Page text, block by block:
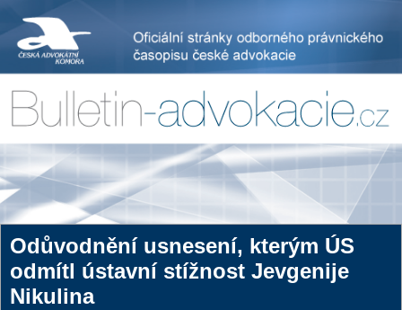
Odůvodnění usnesení, kterým ÚS
odmítl ústavní stížnost Jevgenije
Nikulina